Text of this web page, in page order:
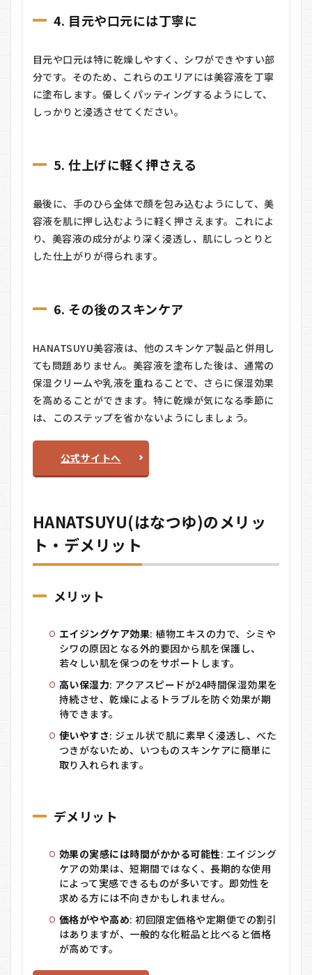
4. 目元や口元には丁寧に
目元や口元は特に乾燥しやすく、シワができやすい部
分です。そのため、これらのエリアには美容液を丁寧
に塗布します。優しくパッティングするようにして、
しっかりと浸透させてください。
5. 仕上げに軽く押さえる
最後に、手のひら全体で顔を包み込むようにして、美
容液を肌に押し込むように軽く押さえます。これによ
り、美容液の成分がより深く浸透し、肌にしっとりと
した仕上がりが得られます。
6. その後のスキンケア
HANATSUYU美容液は、他のスキンケア製品と併用し
ても問題ありません。美容液を塗布した後は、通常の
保湿クリームや乳液を重ねることで、さらに保湿効果
を高めることができます。特に乾燥が気になる季節に
は、このステップを省かないようにしましょう。
公式サイトへ
HANATSUYU(はなつゆ)のメリッ
ト・デメリット
メリット
エイジングケア効果: 植物エキスの力で、シミや
シワの原因となる外的要因から肌を保護し、
若々しい肌を保つのをサポートします。
高い保湿力: アクアスピードが24時間保湿効果を
持続させ、乾燥によるトラブルを防ぐ効果が期
待できます。
使いやすさ: ジェル状で肌に素早く浸透し、べた
つきがないため、いつものスキンケアに簡単に
取り入れられます。
デメリット
効果の実感には時間がかかる可能性: エイジング
ケアの効果は、短期間ではなく、長期的な使用
によって実感できるものが多いです。即効性を
求める方には不向きかもしれません。
価格がやや高め: 初回限定価格や定期便での割引
はありますが、一般的な化粧品と比べると価格
が高めです。